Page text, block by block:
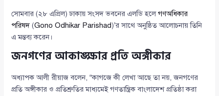
সোমবার (২৮ এপ্রিল) ঢাকায় সংসদ ভবনের এলডি হলেগণঅধিকার
পরিষদ (Gono Odhikar Parishad)’র সাথে অনুষ্ঠিত আলোচনায় তিনি
এ মন্তব্য করেন।
জনগণের আকাঙ্ক্ষার প্রতি অঙ্গীকার
অধ্যাপক আলী রীয়াজ বলেন, “কাগজে কী লেখা আছে তা নয়, জনগণের
প্রতি অঙ্গীকার ও প্রতিশ্রুতির মাধ্যমেই গণতান্ত্রিক বাংলাদেশ প্রতিষ্ঠা করা